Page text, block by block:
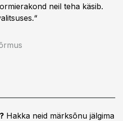
neil teha käsib.
Hakka neid märksõnu jälgima